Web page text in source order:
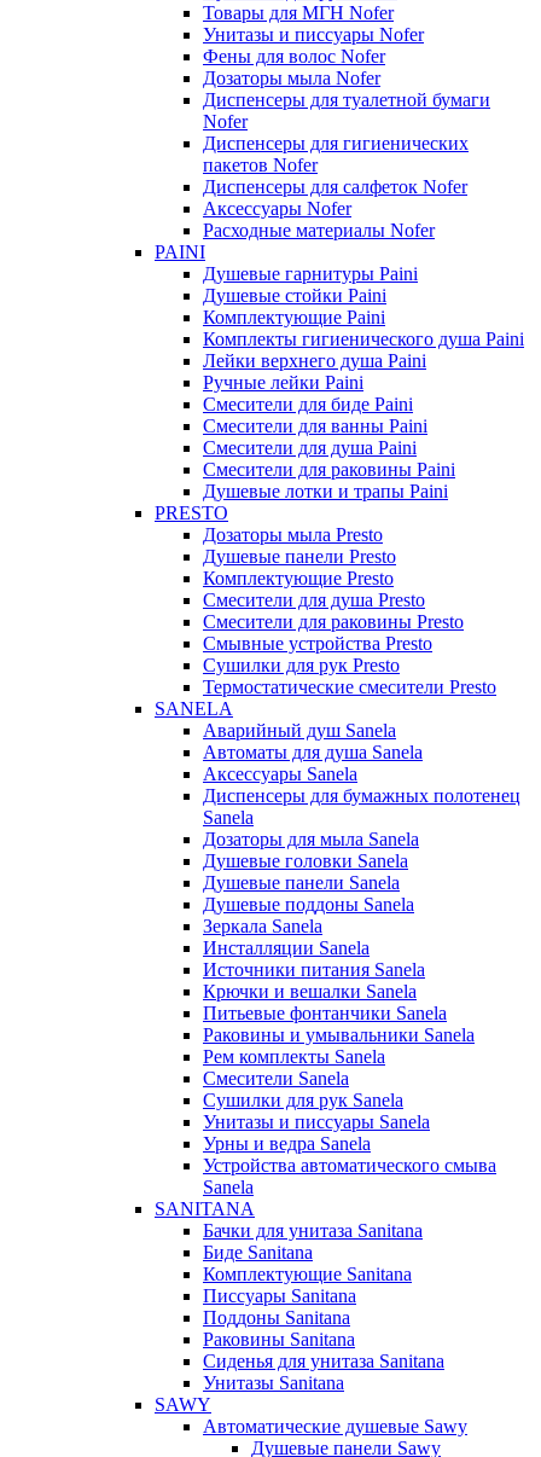
Товары для МГН Nofer
Унитазы и писсуары Nofer
Фены для волос Nofer
Дозаторы мыла Nofer
Диспенсеры для туалетной бумаги
Nofer
Диспенсеры для гигиенических
пакетов Nofer
Диспенсеры для салфеток Nofer
Аксессуары Nofer
Расходные материалы Nofer
PAINI
Душевые гарнитуры Paini
Душевые стойки Paini
Комплектующие Paini
Комплекты гигиенического душа Paini
Лейки верхнего душа Paini
Ручные лейки Paini
Смесители для биде Paini
Смесители для ванны Paini
Смесители для душа Paini
Смесители для раковины Paini
Душевые лотки и трапы Paini
PRESTO
Дозаторы мыла Presto
Душевые панели Presto
Комплектующие Presto
Смесители для душа Presto
Смесители для раковины Presto
Смывные устройства Presto
Сушилки для рук Presto
Термостатические смесители Presto
SANELA
Аварийный душ Sanela
Автоматы для душа Sanela
Аксессуары Sanela
Диспенсеры для бумажных полотенец
Sanela
Дозаторы для мыла Sanela
Душевые головки Sanela
Душевые панели Sanela
Душевые поддоны Sanela
Зеркала Sanela
Инсталляции Sanela
Источники питания Sanela
Крючки и вешалки Sanela
Питьевые фонтанчики Sanela
Раковины и умывальники Sanela
Рем комплекты Sanela
Смесители Sanela
Сушилки для рук Sanela
Унитазы и писсуары Sanela
Урны и ведра Sanela
Устройства автоматического смыва
Sanela
SANITANA
Бачки для унитаза Sanitana
Биде Sanitana
Комплектующие Sanitana
Писсуары Sanitana
Поддоны Sanitana
Раковины Sanitana
Сиденья для унитаза Sanitana
Унитазы Sanitana
SAWY
Автоматические душевые Sawy
Душевые панели Sawy